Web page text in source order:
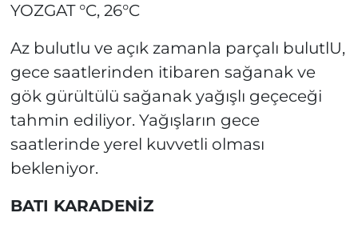
YOZGAT °C, 26°C
Az bulutlu ve açık zamanla parçalı bulutlU,
gece saatlerinden itibaren sağanak ve
gök gürültülü sağanak yağışlı geçeceği
tahmin ediliyor. Yağışların gece
saatlerinde yerel kuvvetli olması
bekleniyor.
BATI KARADENİZ